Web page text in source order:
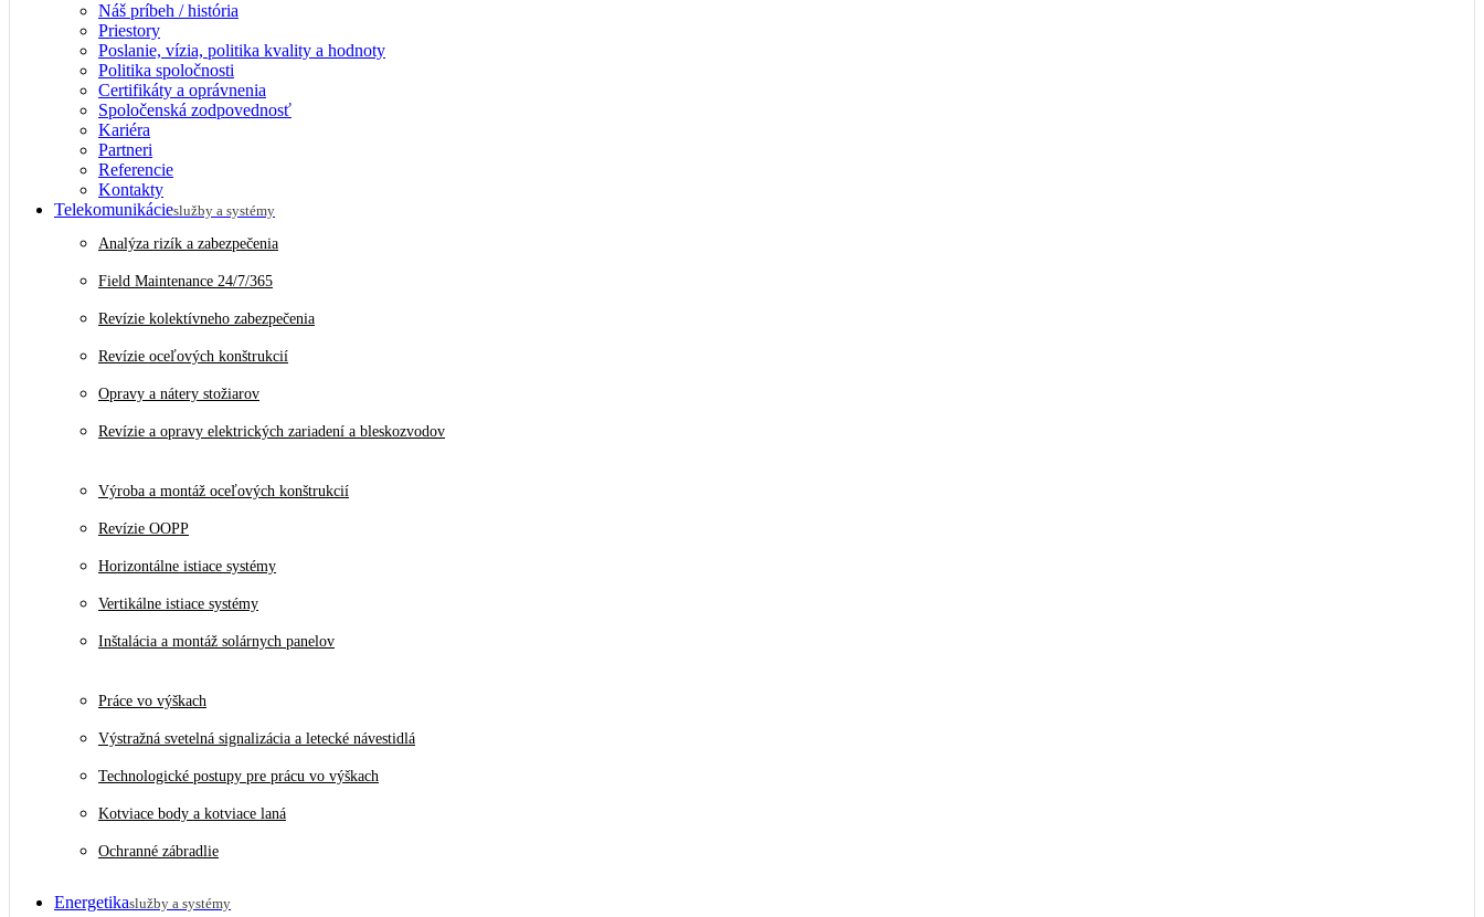
Náš príbeh / história
Priestory
Poslanie, vízia, politika kvality a hodnoty
Politika spoločnosti
Certifikáty a oprávnenia
Spoločenská zodpovednosť
Kariéra
Partneri
Referencie
Kontakty
Telekomunikácieslužby a systémy
Analýza rizík a zabezpečenia
Field Maintenance 24/7/365
Revízie kolektívneho zabezpečenia
Revízie oceľových konštrukcií
Opravy a nátery stožiarov
Revízie a opravy elektrických zariadení a bleskozvodov
Výroba a montáž oceľových konštrukcií
Revízie OOPP
Horizontálne istiace systémy
Vertikálne istiace systémy
Inštalácia a montáž solárnych panelov
Práce vo výškach
Výstražná svetelná signalizácia a letecké návestidlá
Technologické postupy pre prácu vo výškach
Kotviace body a kotviace laná
Ochranné zábradlie
Energetikaslužby a systémy